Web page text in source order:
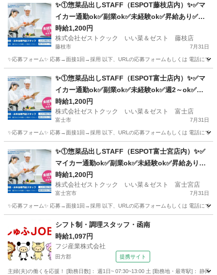
✨①惣菜品出しSTAFF（ESPOT藤枝店内）✨✅マ
イカー通勤ok✅副業ok✅未経験ok✅昇給あり✅週2
～ok✅扶養内ok
時給1,200円
株式会社ゼストクック いい菜＆ゼスト 藤枝店
藤枝市 7月31日
✨応募フォーム✨ 応募→面接1回→採用 以下、URLの応募フォームもしくは 電話にて
キッチン スタッフ
✨①惣菜品出しSTAFF（ESPOT富士店内）✨✅マ
イカー通勤ok✅副業ok✅未経験ok✅週2～ok✅昇
給あり✅扶養内ok
時給1,200円
株式会社ゼストクック いい菜＆ゼスト 富士店
富士市 7月31日
✨応募フォーム✨ 応募→面接1回→採用 以下、URLの応募フォームもしくは 電話にて
キッチン スタッフ
✨①惣菜品出しSTAFF（ESPOT富士宮店内）✨✅
マイカー通勤ok✅副業ok✅未経験ok✅昇給あり✅
週2～ok✅扶養内ok
時給1,200円
株式会社ゼストクック いい菜＆ゼスト 富士宮店
富士宮市 7月31日
✨応募フォーム✨ 応募→面接1回→採用 以下、URLの応募フォームもしくは 電話にて
キッチン スタッフ
シフト制・調理スタッフ・函南
時給1,097円
フジ産業株式会社
田方郡 提携サイト
主婦(夫)の働くを応援！ [勤務日数]： 週1日~ 07:30~13:00 土 [勤務地・最寄駅]： 静